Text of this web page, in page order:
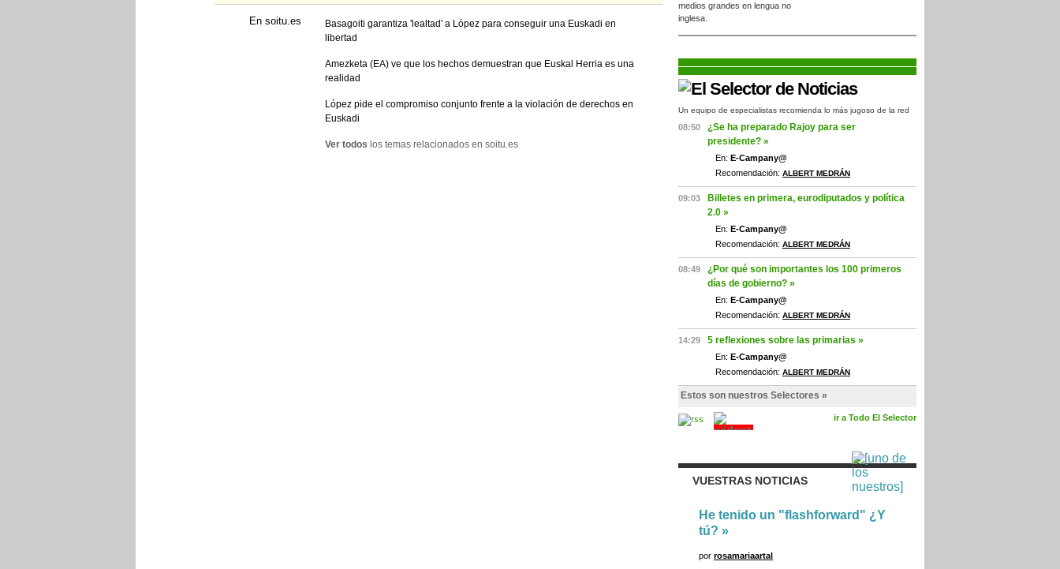
En soitu.es
Basagoiti garantiza 'lealtad' a López para conseguir una Euskadi en
libertad
Amezketa (EA) ve que los hechos demuestran que Euskal Herria es una
realidad
López pide el compromiso conjunto frente a la violación de derechos en
Euskadi
Ver todos los temas relacionados en soitu.es
medios grandes en lengua no
inglesa.
Un equipo de especialistas recomienda lo más jugoso de la red
08:50
¿Se ha preparado Rajoy para ser
presidente? »
En: E-Campany@
Recomendación: ALBERT MEDRÁN
09:03
Billetes en primera, eurodiputados y política
2.0 »
En: E-Campany@
Recomendación: ALBERT MEDRÁN
08:49
¿Por qué son importantes los 100 primeros
días de gobierno? »
En: E-Campany@
Recomendación: ALBERT MEDRÁN
14:29 5 reflexiones sobre las primarias »
En: E-Campany@
Recomendación: ALBERT MEDRÁN
Estos son nuestros Selectores »
ir a Todo El Selector
VUESTRAS NOTICIAS
He tenido un "flashforward" ¿Y
tú? »
por rosamariaartal